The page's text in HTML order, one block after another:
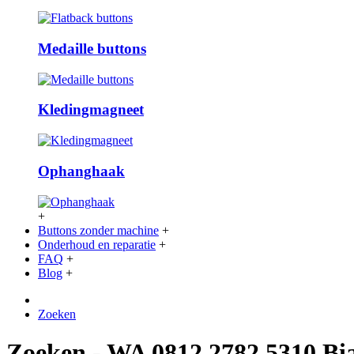
Medaille buttons
Kledingmagneet
Ophanghaak
+
Buttons zonder machine +
Onderhoud en reparatie +
FAQ +
Blog +
Zoeken